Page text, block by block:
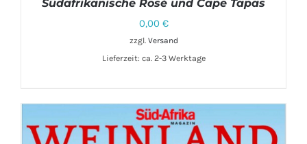
IN DEN WARENKORB / DETAILS
Südafrikanische Rosé und Cape Tapas
0,00 €
zzgl. Versand
Lieferzeit: ca. 2-3 Werktage